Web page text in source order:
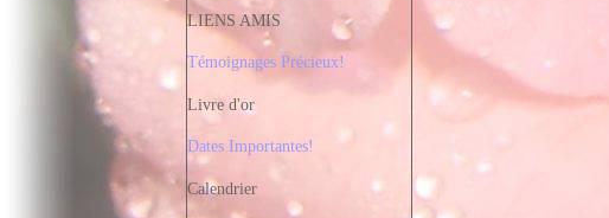
LIENS AMIS
Témoignages Précieux!
Livre d'or
Dates Importantes!
Calendrier